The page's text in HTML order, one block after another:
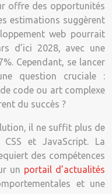
offre des opportunités
estimations suggèrent
web pourrait
d’ici 2028, avec une
Cependant, se lancer
question cruciale :
code ou art complexe
du succès ?
il ne suffit plus de
et JavaScript. La
des compétences
un portail d’actualités
et une